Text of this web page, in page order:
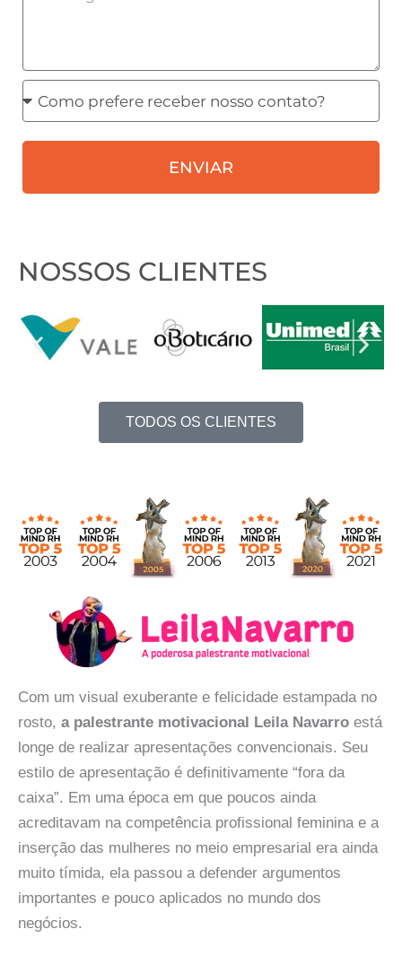
Como
prefere
receber
contato?
ENVIAR
NOSSOS CLIENTES
TODOS OS CLIENTES
Com um visual exuberante e felicidade estampada no
rosto, a palestrante motivacional Leila Navarro está
longe de realizar apresentações convencionais. Seu
estilo de apresentação é definitivamente “fora da
caixa”. Em uma época em que poucos ainda
acreditavam na competência profissional feminina e a
inserção das mulheres no meio empresarial era ainda
muito tímida, ela passou a defender argumentos
importantes e pouco aplicados no mundo dos
negócios.